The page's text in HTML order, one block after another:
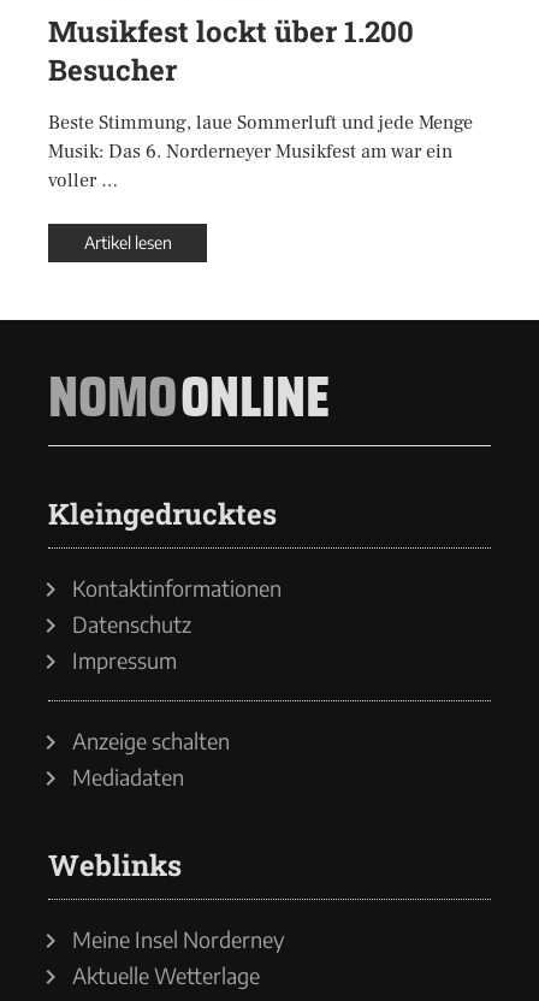
Musikfest lockt über 1.200
Besucher
Beste Stimmung, laue Sommerluft und jede Menge
Musik: Das 6. Norderneyer Musikfest am war ein
voller …
Artikel lesen
NOMOONLINE
Kleingedrucktes
Kontaktinformationen
Datenschutz
Impressum
Anzeige schalten
Mediadaten
Weblinks
Meine Insel Norderney
Aktuelle Wetterlage